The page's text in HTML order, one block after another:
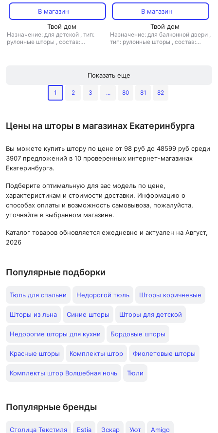
В магазин
Твой дом
Назначение: для детской , тип:
рулонные шторы , состав:
В магазин
Твой дом
Назначение: для балконной двери ,
тип: рулонные шторы , состав:
Показать еще
1 2 3 ... 80 81 82
Цены на шторы в магазинах Екатеринбурга
Вы можете купить штору по цене от 98 руб до 48599 руб среди
3907 предложений в 10 проверенных интернет-магазинах
Екатеринбурга.
Подберите оптимальную для вас модель по цене,
характеристикам и стоимости доставки. Информацию о
способах оплаты и возможность самовывоза, пожалуйста,
уточняйте в выбранном магазине.
Каталог товаров обновляется ежедневно и актуален на Август,
2026
Популярные подборки
Тюль для спальни Недорогой тюль Шторы коричневые
Шторы из льна Синие шторы Шторы для детской
Недорогие шторы для кухни Бордовые шторы
Красные шторы Комплекты штор Фиолетовые шторы
Комплекты штор Волшебная ночь Тюли
Популярные бренды
Столица Текстиля Estia Эскар Уют Amigo